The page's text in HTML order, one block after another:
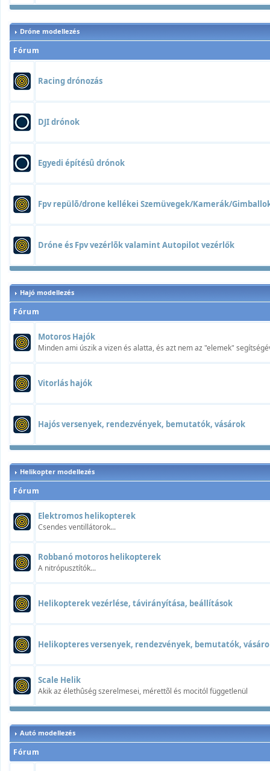
Dróne modellezés
Fórum
Racing drónozás
DJI drónok
Egyedi építésû drónok
Fpv repülõ/drone kellékei Szemüvegek/Kamerák/
Dróne és Fpv vezérlõk valamint Autopilot vezérlők
Hajó modellezés
Fórum
Motoros Hajók
Minden ami úszik a vizen és alatta, és azt nem az "elemek"
Vitorlás hajók
Hajós versenyek, rendezvények, bemutatók, vásárok
Helikopter modellezés
Fórum
Elektromos helikopterek
Csendes ventillátorok...
Robbanó motoros helikopterek
A nitrópusztítók...
Helikopterek vezérlése, távirányítása, beállítások
Helikopteres versenyek, rendezvények, bemutatók,
Scale Helik
Akik az élethûség szerelmesei, mérettõl és mocitól függetlenül
Autó modellezés
Fórum